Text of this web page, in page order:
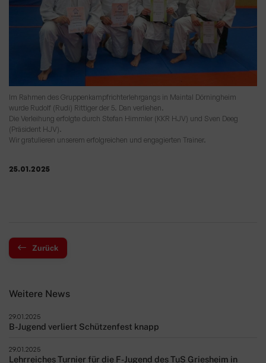
Im Rahmen des Gruppenkampfrichterlehrgangs in Maintal Dörningheim
wurde Rudolf (Rudi) Rittiger der 5. Dan verliehen.
Die Verleihung erfolgte durch Stefan Himmler (KKR HJV) und Sven Deeg
(Präsident HJV).
Wir gratulieren unserem erfolgreichen und engagierten Trainer.
25.01.2025
Zurück
Weitere News
29.01.2025
B-Jugend verliert Schützenfest knapp
29.01.2025
Lehrreiches Turnier für die F-Jugend des TuS Griesheim in